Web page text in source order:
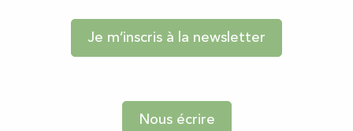
Je m’inscris à la newsletter
Nous écrire